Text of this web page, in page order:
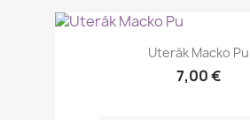
Uterák Macko Pu
7,00 €